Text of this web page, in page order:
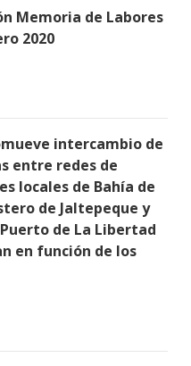
Memoria de Labores
2020
intercambio de
entre redes de
locales de Bahía de
de Jaltepeque y
de La Libertad
en función de los